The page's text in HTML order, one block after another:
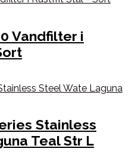
Vandfilter i
Stainless
Teal Str L